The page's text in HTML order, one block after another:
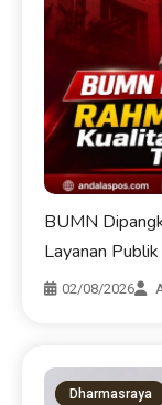
BUMN
Layanan
02/08/2026
Dharmasraya